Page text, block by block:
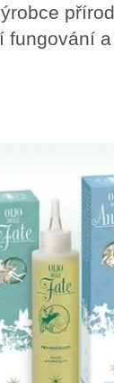
fungování